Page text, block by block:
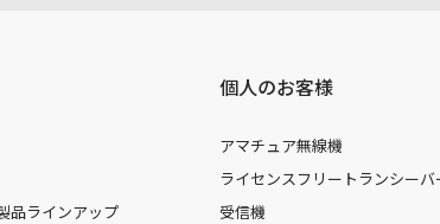
品ラインアップ
個人のお客様
アマチュア無線機
ライセンスフリートランシーバ
受信機